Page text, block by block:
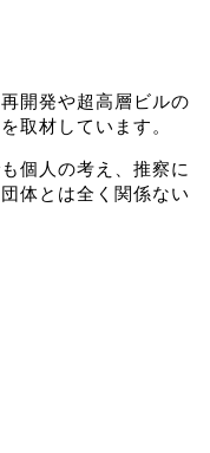
開発や超高層ビルの
取材しています。
個人の考え、推察に
体とは全く関係ない